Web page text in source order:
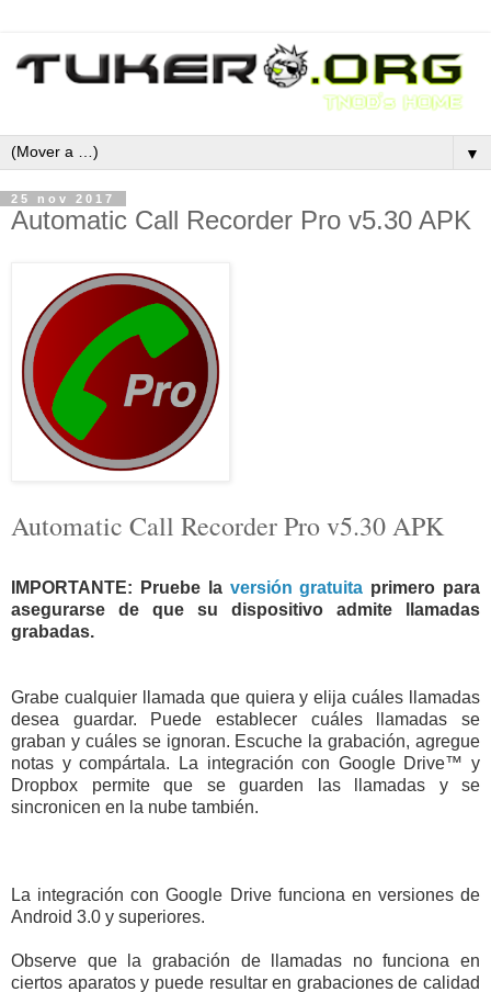
▼
25 nov 2017
Automatic Call Recorder Pro v5.30 APK
Automatic Call Recorder Pro v5.30 APK
IMPORTANTE: Pruebe la versión gratuita primero para
asegurarse de que su dispositivo admite llamadas
grabadas.
Grabe cualquier llamada que quiera y elija cuáles llamadas
desea guardar. Puede establecer cuáles llamadas se
graban y cuáles se ignoran. Escuche la grabación, agregue
notas y compártala. La integración con Google Drive™ y
Dropbox permite que se guarden las llamadas y se
sincronicen en la nube también.
La integración con Google Drive funciona en versiones de
Android 3.0 y superiores.
Observe que la grabación de llamadas no funciona en
ciertos aparatos y puede resultar en grabaciones de calidad